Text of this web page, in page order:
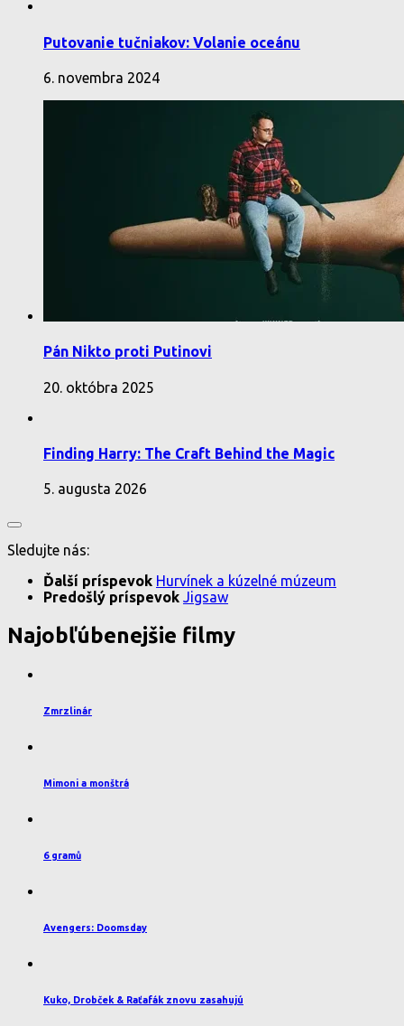
Putovanie tučniakov: Volanie oceánu
6. novembra 2024
Pán Nikto proti Putinovi
20. októbra 2025
Finding Harry: The Craft Behind the Magic
5. augusta 2026
Sledujte nás:
Ďalší príspevok Hurvínek a kúzelné múzeum
Predošlý príspevok Jigsaw
Najobľúbenejšie filmy
Zmrzlinár
Mimoni a monštrá
6 gramů
Avengers: Doomsday
Kuko, Drobček & Raťafák znovu zasahujú